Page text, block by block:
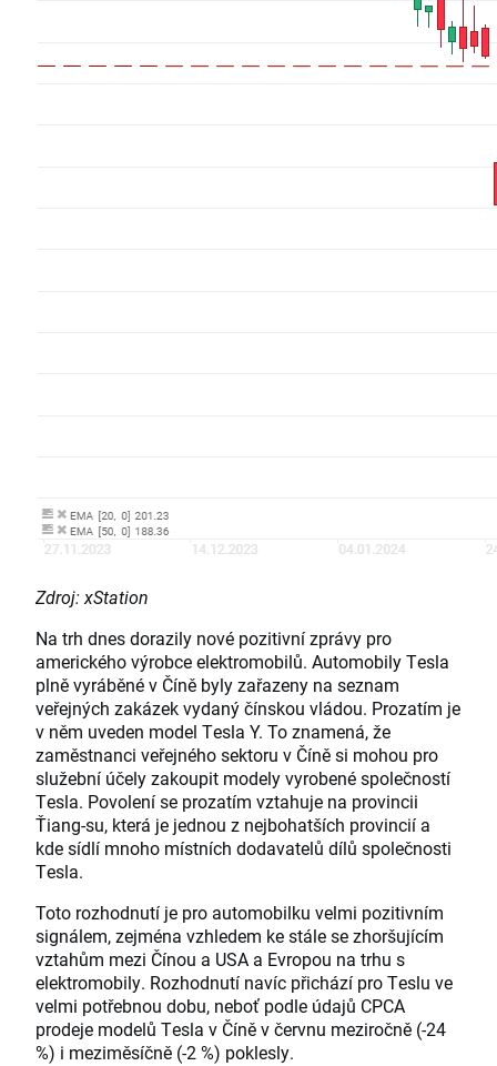
Zdroj: xStation
Na trh dnes dorazily nové pozitivní zprávy pro
amerického výrobce elektromobilů. Automobily Tesla
plně vyráběné v Číně byly zařazeny na seznam
veřejných zakázek vydaný čínskou vládou. Prozatím je
v něm uveden model Tesla Y. To znamená, že
zaměstnanci veřejného sektoru v Číně si mohou pro
služební účely zakoupit modely vyrobené společností
Tesla. Povolení se prozatím vztahuje na provincii
Ťiang-su, která je jednou z nejbohatších provincií a
kde sídlí mnoho místních dodavatelů dílů společnosti
Tesla.
Toto rozhodnutí je pro automobilku velmi pozitivním
signálem, zejména vzhledem ke stále se zhoršujícím
vztahům mezi Čínou a USA a Evropou na trhu s
elektromobily. Rozhodnutí navíc přichází pro Teslu ve
velmi potřebnou dobu, neboť podle údajů CPCA
prodeje modelů Tesla v Číně v červnu meziročně (-24
%) i meziměsíčně (-2 %) poklesly.